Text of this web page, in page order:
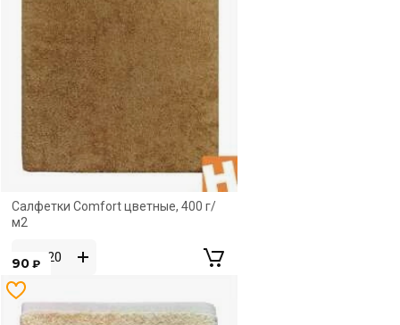
Салфетки Comfort цветные, 400 г/
м2
90 ₽